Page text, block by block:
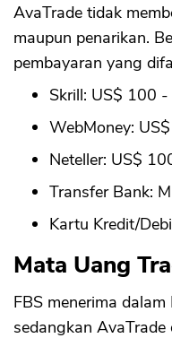
AvaTrade tidak
maupun penarikan.
pembayaran yang
Skrill: US$ 100
WebMoney:
Neteller: US$
Transfer Bank:
Kartu Kredit/
Mata Uang
FBS menerima dalam
sedangkan AvaTrade